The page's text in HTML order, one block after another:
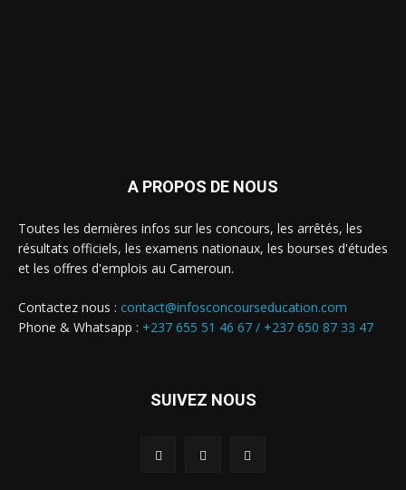
A PROPOS DE NOUS
Toutes les dernières infos sur les concours, les arrêtés, les
résultats officiels, les examens nationaux, les bourses d'études
et les offres d'emplois au Cameroun.
Contactez nous : contact@infosconcourseducation.com
Phone & Whatsapp : +237 655 51 46 67 / +237 650 87 33 47
SUIVEZ NOUS